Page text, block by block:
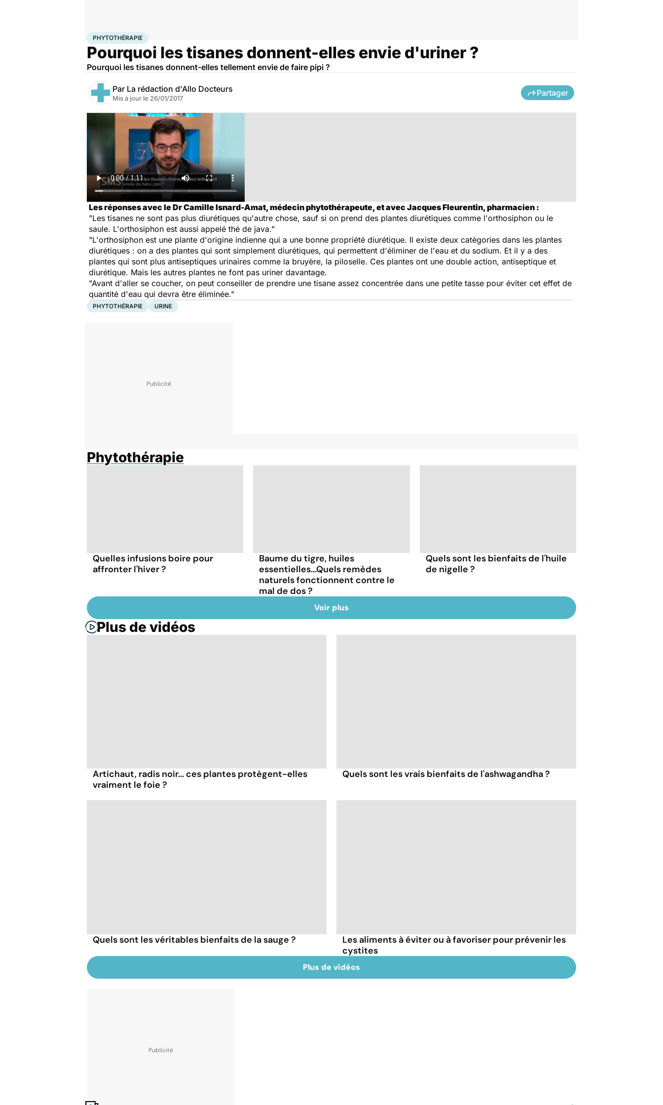
AccueilBien-êtrePhytothérapie
PHYTOTHÉRAPIE
Pourquoi les tisanes donnent-elles envie d'uriner ?
Pourquoi les tisanes donnent-elles tellement envie de faire pipi ?
Par La rédaction d'Allo Docteurs
Mis à jour le 26/01/2017
Partager
Les réponses avec le Dr Camille Isnard-Amat, médecin phytothérapeute, et avec Jacques Fleurentin, pharmacien :
"Les tisanes ne sont pas plus diurétiques qu'autre chose, sauf si on prend des plantes diurétiques comme l'orthosiphon ou le
saule. L'orthosiphon est aussi appelé thé de java."
"L'orthosiphon est une plante d'origine indienne qui a une bonne propriété diurétique. Il existe deux catégories dans les plantes
diurétiques : on a des plantes qui sont simplement diurétiques, qui permettent d'éliminer de l'eau et du sodium. Et il y a des
plantes qui sont plus antiseptiques urinaires comme la bruyère, la piloselle. Ces plantes ont une double action, antiseptique et
diurétique. Mais les autres plantes ne font pas uriner davantage.
"Avant d'aller se coucher, on peut conseiller de prendre une tisane assez concentrée dans une petite tasse pour éviter cet effet de
quantité d'eau qui devra être éliminée."
PHYTOTHÉRAPIE URINE
Phytothérapie
Quelles infusions boire pour
affronter l'hiver ?
Baume du tigre, huiles
essentielles...Quels remèdes
naturels fonctionnent contre le
mal de dos ?
Quels sont les bienfaits de l'huile
de nigelle ?
Voir plus
Plus de vidéos
Artichaut, radis noir... ces plantes protègent-elles
vraiment le foie ?
Quels sont les vrais bienfaits de l'ashwagandha ?
Quels sont les véritables bienfaits de la sauge ?
Les aliments à éviter ou à favoriser pour prévenir les
cystites
Plus de vidéos